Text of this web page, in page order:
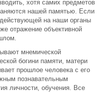
хотя самих предметов
нашей памятью. Если
на наши органы
отражение объективной
мнемической
богини памяти, матери
прошлое человека с его
познавательным
личности, обучения. Все